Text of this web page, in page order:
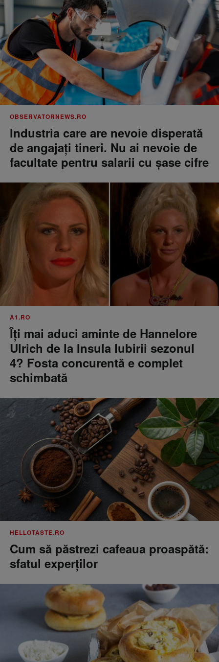
OBSERVATORNEWS.RO
Industria care are nevoie disperată
de angajaţi tineri. Nu ai nevoie de
facultate pentru salarii cu şase cifre
A1.RO
Îți mai aduci aminte de Hannelore
Ulrich de la Insula Iubirii sezonul
4? Fosta concurentă e complet
schimbată
HELLOTASTE.RO
Cum să păstrezi cafeaua proaspătă:
sfatul experților